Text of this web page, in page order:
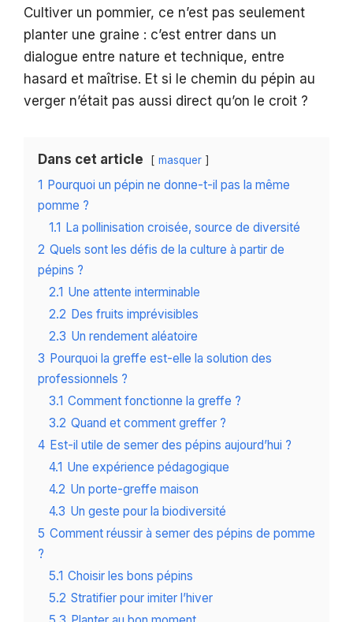
Cultiver un pommier, ce n’est pas seulement
planter une graine : c’est entrer dans un
dialogue entre nature et technique, entre
hasard et maîtrise. Et si le chemin du pépin au
verger n’était pas aussi direct qu’on le croit ?
Dans cet article masquer
1 Pourquoi un pépin ne donne-t-il pas la même
pomme ?
1.1 La pollinisation croisée, source de diversité
2 Quels sont les défis de la culture à partir de
pépins ?
2.1 Une attente interminable
2.2 Des fruits imprévisibles
2.3 Un rendement aléatoire
3 Pourquoi la greffe est-elle la solution des
professionnels ?
3.1 Comment fonctionne la greffe ?
3.2 Quand et comment greffer ?
4 Est-il utile de semer des pépins aujourd’hui ?
4.1 Une expérience pédagogique
4.2 Un porte-greffe maison
4.3 Un geste pour la biodiversité
5 Comment réussir à semer des pépins de pomme
?
5.1 Choisir les bons pépins
5.2 Stratifier pour imiter l’hiver